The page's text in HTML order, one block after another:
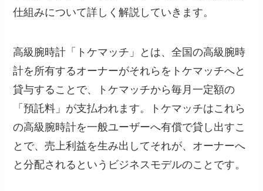
仕組みについて詳しく解説していきます。
高級腕時計「トケマッチ」とは、全国の高級腕時
計を所有するオーナーがそれらをトケマッチへと
貸与することで、トケマッチから毎月一定額の
「預託料」が支払われます。トケマッチはこれら
の高級腕時計を一般ユーザーへ有償で貸し出すこ
とで、売上利益を生み出してそれが、オーナーへ
と分配されるというビジネスモデルのことです。